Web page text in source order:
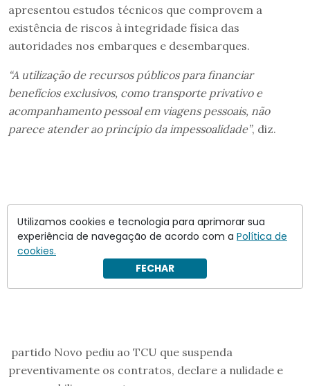
apresentou estudos técnicos que comprovem a
existência de riscos à integridade física das
autoridades nos embarques e desembarques.
“A utilização de recursos públicos para financiar
benefícios exclusivos, como transporte privativo e
acompanhamento pessoal em viagens pessoais, não
parece atender ao princípio da impessoalidade”, diz.
partido Novo pediu ao TCU que suspenda
preventivamente os contratos, declare a nulidade e
Utilizamos cookies e tecnologia para aprimorar sua
experiência de navegação de acordo com a Política de
cookies.
FECHAR